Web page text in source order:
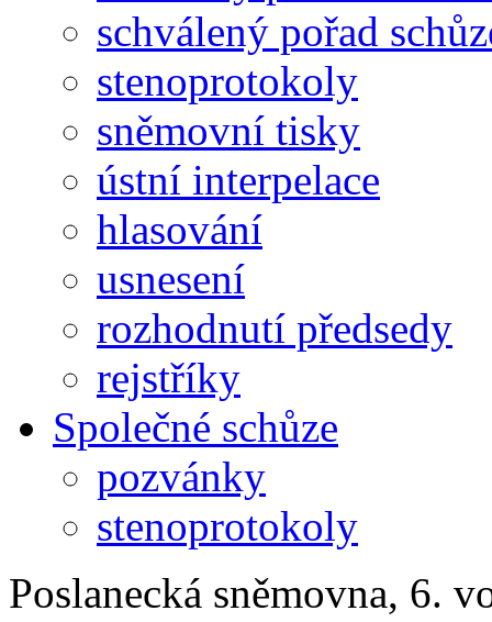
schválený pořad
stenoprotokoly
sněmovní tisky
ústní interpelace
hlasování
usnesení
rozhodnutí předsedy
rejstříky
Společné schůze
pozvánky
stenoprotokoly
Poslanecká sněmovna, 6.